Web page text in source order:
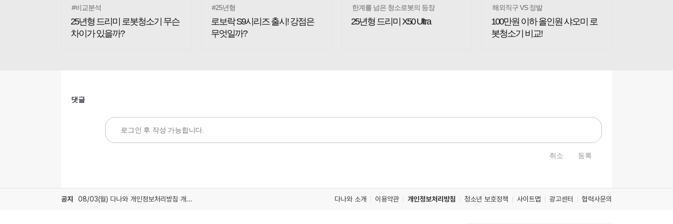
#비교분석
25년형 드리미 로봇청소기 무슨
차이가 있을까?
#25년형
로보락 S9시리즈 출시! 강점은
무엇일까?
한계를 넘은 청소로봇의 등장
25년형 드리미 X50 Ultra
해외직구 VS 정발
100만원 이하 올인원 샤오미 로
봇청소기 비교!
댓글
취소 등록
공지 08/03(월) 다나와 개인정보처리방침 개정 안내 다나와 소개 이용약관 개인정보처리방침 청소년 보호정책 사이트맵 광고센터 협력사문의